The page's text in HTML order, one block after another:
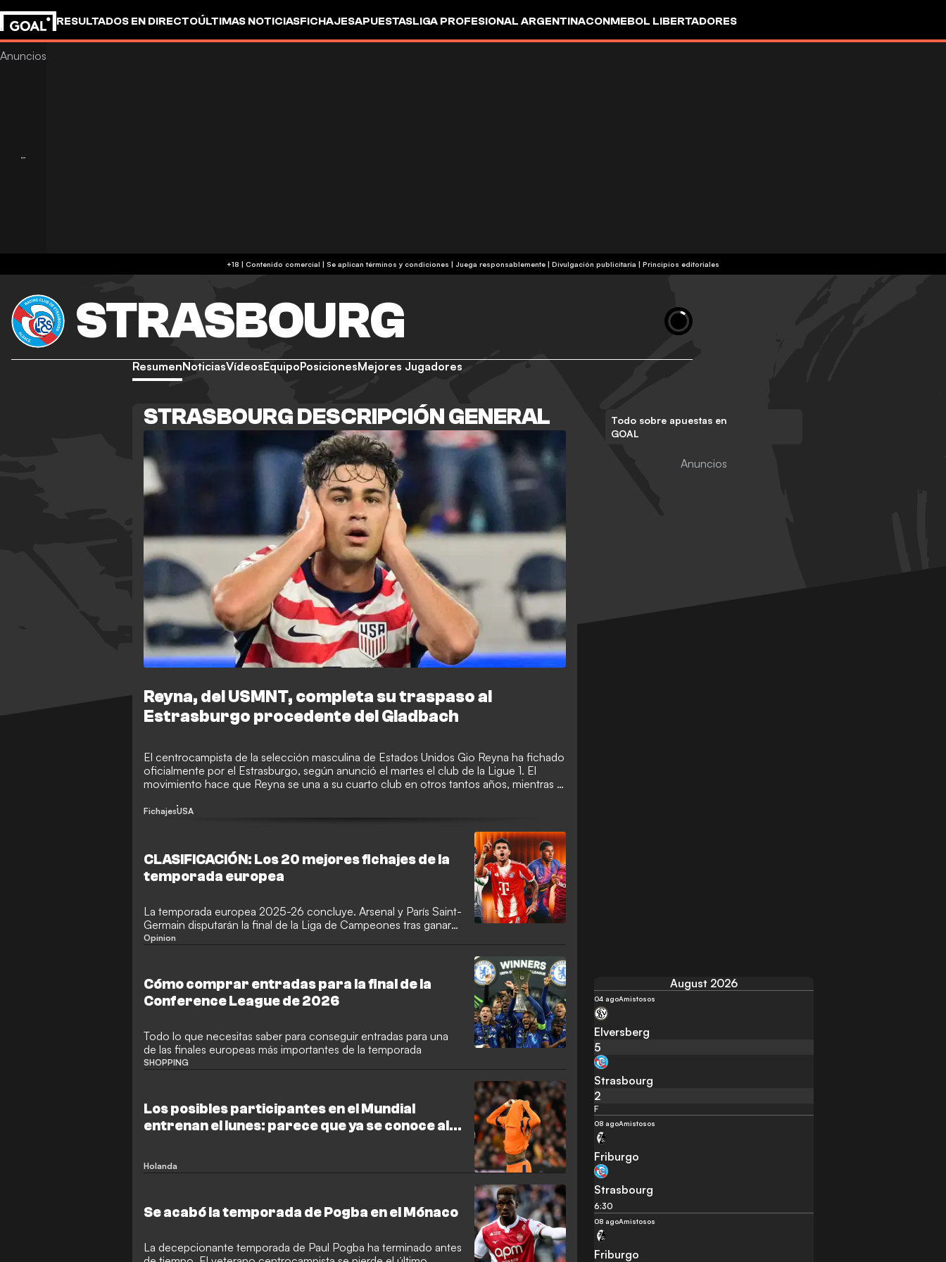
RESULTADOS EN DIRECTOÚLTIMAS NOTICIASFICHAJESAPUESTASLIGA PROFESIONAL ARGENTINACONMEBOL LIBERTADORES
+18 | Contenido comercial | Se aplican términos y condiciones | Juega responsablemente | Divulgación publicitaria | Principios editoriales
STRASBOURG
ResumenNoticiasVídeosEquipoPosicionesMejores Jugadores
STRASBOURG DESCRIPCIÓN GENERAL
Reyna, del USMNT, completa su traspaso al
Estrasburgo procedente del Gladbach
El centrocampista de la selección masculina de Estados Unidos Gio Reyna ha fichado
oficialmente por el Estrasburgo, según anunció el martes el club de la Ligue 1. El
movimiento hace que Reyna se una a su cuarto club en otros tantos años, mientras la
minutos en la máxima categoría de Francia.
FichajesUSA
CLASIFICACIÓN: Los 20 mejores fichajes de la
temporada europea
La temporada europea 2025-26 concluye. Arsenal y París Saint-
Germain disputarán la final de la Liga de Campeones tras ganar
sus ligas en Inglaterra y Francia. Bayern Múnich e Inter lograron
Opinion
Cómo comprar entradas para la final de la
Conference League de 2026
Todo lo que necesitas saber para conseguir entradas para una
de las finales europeas más importantes de la temporada
SHOPPING
Los posibles participantes en el Mundial
entrenan el lunes: parece que ya se conoce al
Holanda
Se acabó la temporada de Pogba en el Mónaco
La decepcionante temporada de Paul Pogba ha terminado antes
August 2026
04 agoAmistosos
Elversberg
5
Strasbourg
2
F
08 agoAmistosos
Friburgo
Strasbourg
6:30
08 agoAmistosos
Friburgo
Todo sobre apuestas en
GOAL